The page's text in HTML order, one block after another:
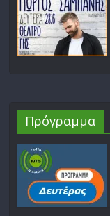
Πρόγραμμα